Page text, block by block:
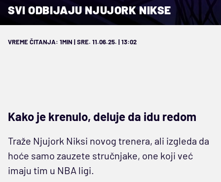
SVI ODBIJAJU NJUJORK NIKSE
VREME ČITANJA: 1MIN | SRE. 11.06.25. | 13:02
Kako je krenulo, deluje da idu redom
Traže Njujork Niksi novog trenera, ali izgleda da
hoće samo zauzete stručnjake, one koji već
imaju tim u NBA ligi.